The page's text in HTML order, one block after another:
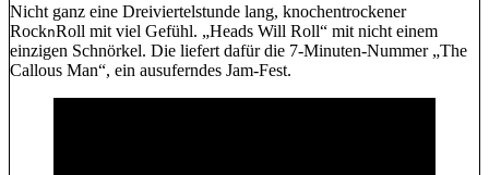
Nicht ganz eine Dreiviertelstunde lang, knochentrockener
RocknRoll mit viel Gefühl. „Heads Will Roll“ mit nicht einem
einzigen Schnörkel. Die liefert dafür die 7-Minuten-Nummer „The
Callous Man“, ein ausuferndes Jam-Fest.